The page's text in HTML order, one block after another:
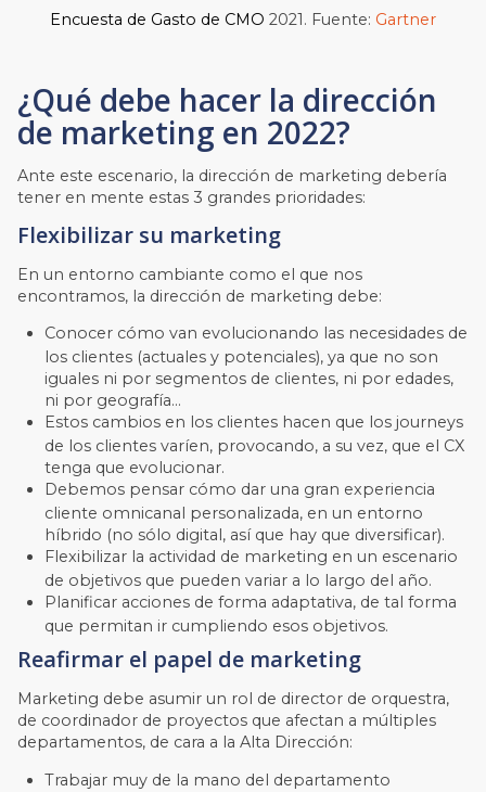
Encuesta de Gasto de CMO 2021. Fuente: Gartner
¿Qué debe hacer la dirección
de marketing en 2022?
Ante este escenario, la dirección de marketing debería
tener en mente estas 3 grandes prioridades:
Flexibilizar su marketing
En un entorno cambiante como el que nos
encontramos, la dirección de marketing debe:
Conocer cómo van evolucionando las necesidades de
los clientes (actuales y potenciales), ya que no son
iguales ni por segmentos de clientes, ni por edades,
ni por geografía…
Estos cambios en los clientes hacen que los journeys
de los clientes varíen, provocando, a su vez, que el CX
tenga que evolucionar.
Debemos pensar cómo dar una gran experiencia
cliente omnicanal personalizada, en un entorno
híbrido (no sólo digital, así que hay que diversificar).
Flexibilizar la actividad de marketing en un escenario
de objetivos que pueden variar a lo largo del año.
Planificar acciones de forma adaptativa, de tal forma
que permitan ir cumpliendo esos objetivos.
Reafirmar el papel de marketing
Marketing debe asumir un rol de director de orquestra,
de coordinador de proyectos que afectan a múltiples
departamentos, de cara a la Alta Dirección:
Trabajar muy de la mano del departamento